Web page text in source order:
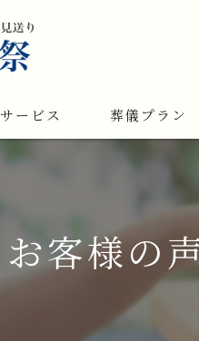
サービス 葬儀プラン
お客様